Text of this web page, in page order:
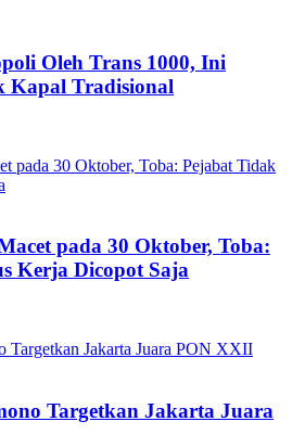
Oleh Trans 1000, Ini
Kapal Tradisional
pada 30 Oktober, Toba:
Kerja Dicopot Saja
Targetkan Jakarta Juara